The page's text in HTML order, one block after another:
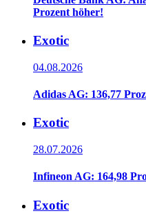
Prozent höher!
Exotic
04.08.2026
Adidas AG: 136,77
Exotic
28.07.2026
Infineon AG: 164,98
Exotic